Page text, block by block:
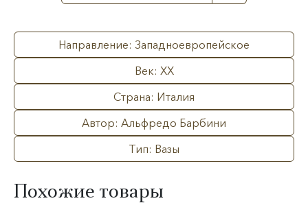
Направление: Западноевропейское
Век: XX
Страна: Италия
Автор: Альфредо Барбини
Тип: Вазы
Похожие товары